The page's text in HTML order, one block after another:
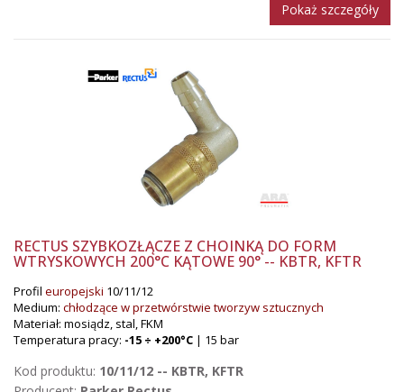
Pokaż szczegóły
RECTUS SZYBKOZŁĄCZE Z CHOINKĄ DO FORM
WTRYSKOWYCH 200°C KĄTOWE 90° -- KBTR, KFTR
Profil europejski 10/11/12
Medium: chłodzące w przetwórstwie tworzyw sztucznych
Materiał: mosiądz, stal, FKM
Temperatura pracy: -15 ÷ +200°C | 15 bar
Kod produktu: 10/11/12 -- KBTR, KFTR